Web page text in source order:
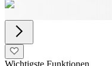
Wichtigste Funktionen